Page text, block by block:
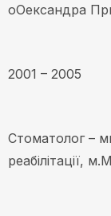
оОександра
2001 – 2005
Стоматолог –
реабілітації,